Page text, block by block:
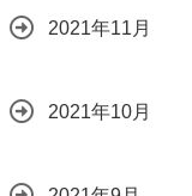
2021年11月
2021年10月